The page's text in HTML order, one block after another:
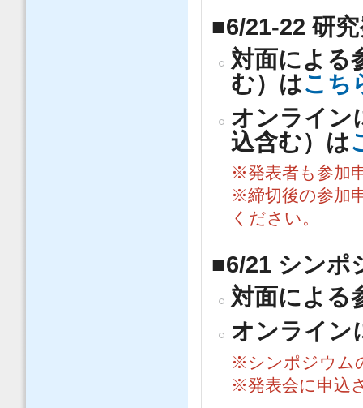
■6/21-22 研
対面による
む）はこち
オンライン
込含む）は
※発表者も参加
※締切後の参加
ください。
■6/21 シンポ
対面による
オンライン
※シンポジウム
※発表会に申込